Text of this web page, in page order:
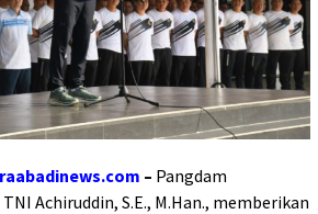
– Pangdam
Achiruddin, S.E., M.Han., memberikan